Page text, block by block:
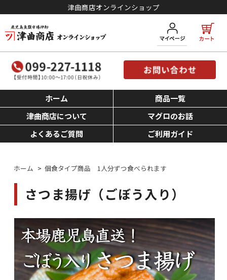
津曲商店オンラインショップ
ホーム
商品一覧
津曲商店について
マグロのお話
よくあるご質問
ご利用ガイド
ホーム > 個食タイプ商品 1人分ずつ食べられます
さつま揚げ（ごぼう入り）